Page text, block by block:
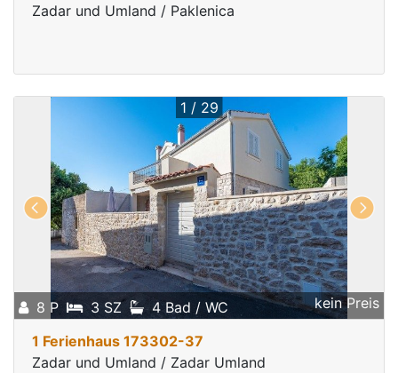
Zadar und Umland / Paklenica
8 P 3 SZ 4 Bad / WC kein Preis
1 / 29
1 Ferienhaus 173302-37
Zadar und Umland / Zadar Umland